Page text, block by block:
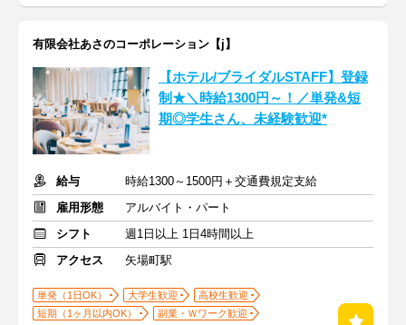
有限会社あさのコーポレーション【j】
【ホテル/ブライダルSTAFF】登録
制★＼時給1300円～！／単発&短
期◎学生さん、未経験歓迎*
給与
時給1300～1500円＋交通費規定支給
雇用形態
アルバイト・パート
シフト
週1日以上 1日4時間以上
アクセス
矢場町駅
単発（1日OK） 大学生歓迎
高校生歓迎
短期（1ヶ月以内OK）
副業・Ｗワーク歓迎